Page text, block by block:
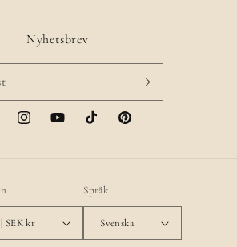
Nyhetsbrev
InstagramYouTubeTikTok Pinterest
Sverige | SEK kr
Språk
Svenska